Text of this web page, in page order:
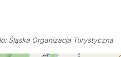
日本
Śląska Organizacja Turystyczna